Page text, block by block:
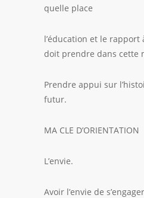
quelle place
l’éducation et le rapport
doit prendre dans cette
Prendre appui sur
futur.
MA CLE D’ORIENTATION
L’envie.
Avoir l’envie de